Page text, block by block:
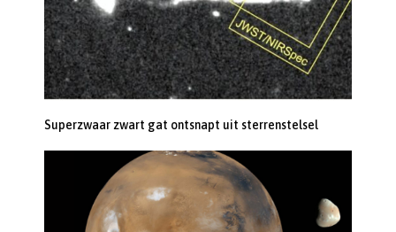
Superzwaar zwart gat ontsnapt uit sterrenstelsel